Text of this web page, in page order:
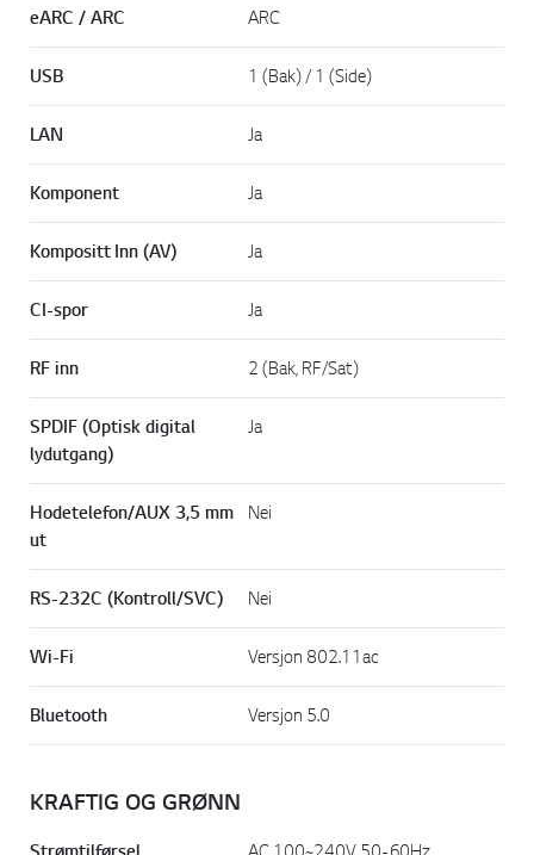
eARC / ARC ARC
USB 1 (Bak) / 1 (Side)
LAN Ja
Komponent Ja
Kompositt Inn (AV) Ja
CI-spor Ja
RF inn 2 (Bak, RF/Sat)
SPDIF (Optisk digital
lydutgang)
Ja
Hodetelefon/AUX 3,5 mm
ut
Nei
RS-232C (Kontroll/SVC) Nei
Wi-Fi Versjon 802.11ac
Bluetooth Versjon 5.0
KRAFTIG OG GRØNN